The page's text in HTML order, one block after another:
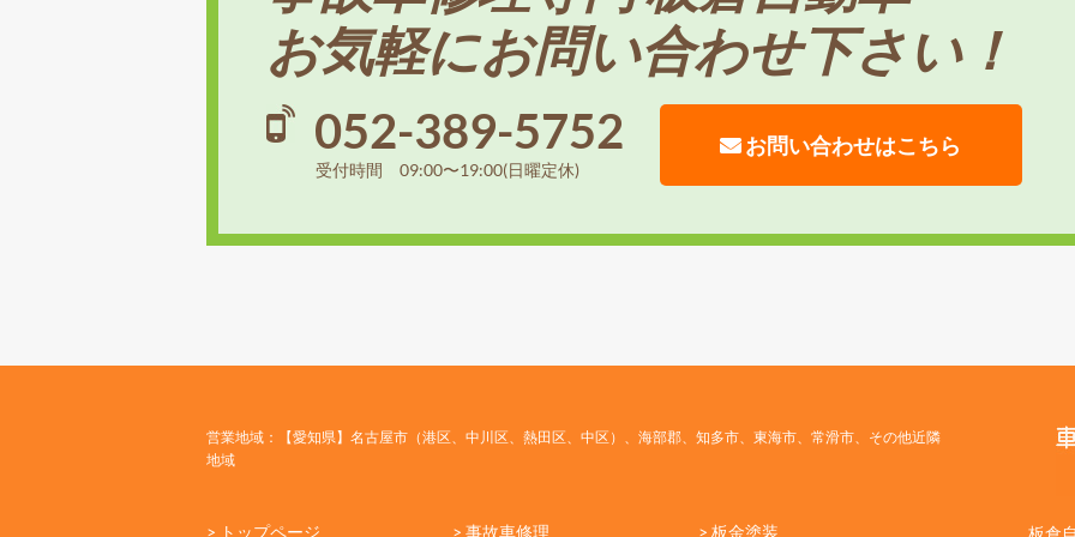
お気軽にお問い合わせ下さい！
052-389-5752
受付時間 09:00〜19:00(日曜定休)
お問い合わせはこちら
営業地域：【愛知県】名古屋市（港区、中川区、熱田区、中区）、海部郡、知多市、東海市、常滑市、その他近隣
地域
> トップページ > 事故車修理 > 板金塗装 板倉